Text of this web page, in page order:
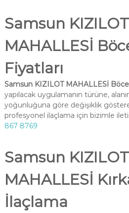
Samsun KIZILOT
MAHALLESİ
Fiyatları
Samsun KIZILOT MAHALLESİ
yapılacak uygulamanın türüne,
yoğunluğuna göre değişiklik
profesyonel ilaçlama için bizimle
867 8769
Samsun KIZILOT
MAHALLESİ
İlaçlama